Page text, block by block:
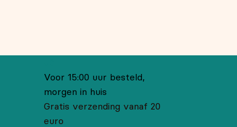
Voor 15:00 uur besteld,
morgen in huis
Gratis verzending vanaf 20
euro